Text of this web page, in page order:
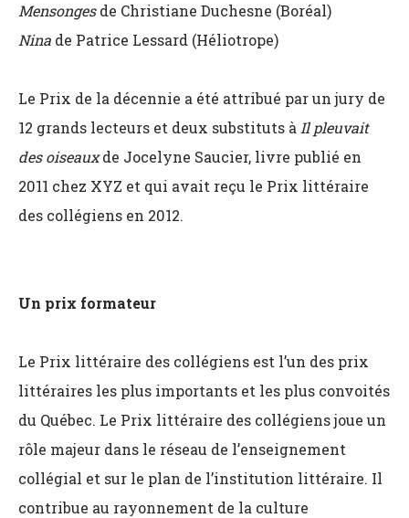
Mensongesde Christiane Duchesne (Boréal)
Nina de Patrice Lessard (Héliotrope)
Le Prix de la décennie a été attribué par un jury de
12 grands lecteurs et deux substituts à Il pleuvait
des oiseauxde Jocelyne Saucier, livre publié en
2011 chez XYZ et qui avait reçu le Prix littéraire
des collégiens en 2012.
Un prix formateur
Le Prix littéraire des collégiens est l’un des prix
littéraires les plus importants et les plus convoités
du Québec. Le Prix littéraire des collégiens joue un
rôle majeur dans le réseau de l’enseignement
collégial et sur le plan de l’institution littéraire. Il
contribue au rayonnement de la culture